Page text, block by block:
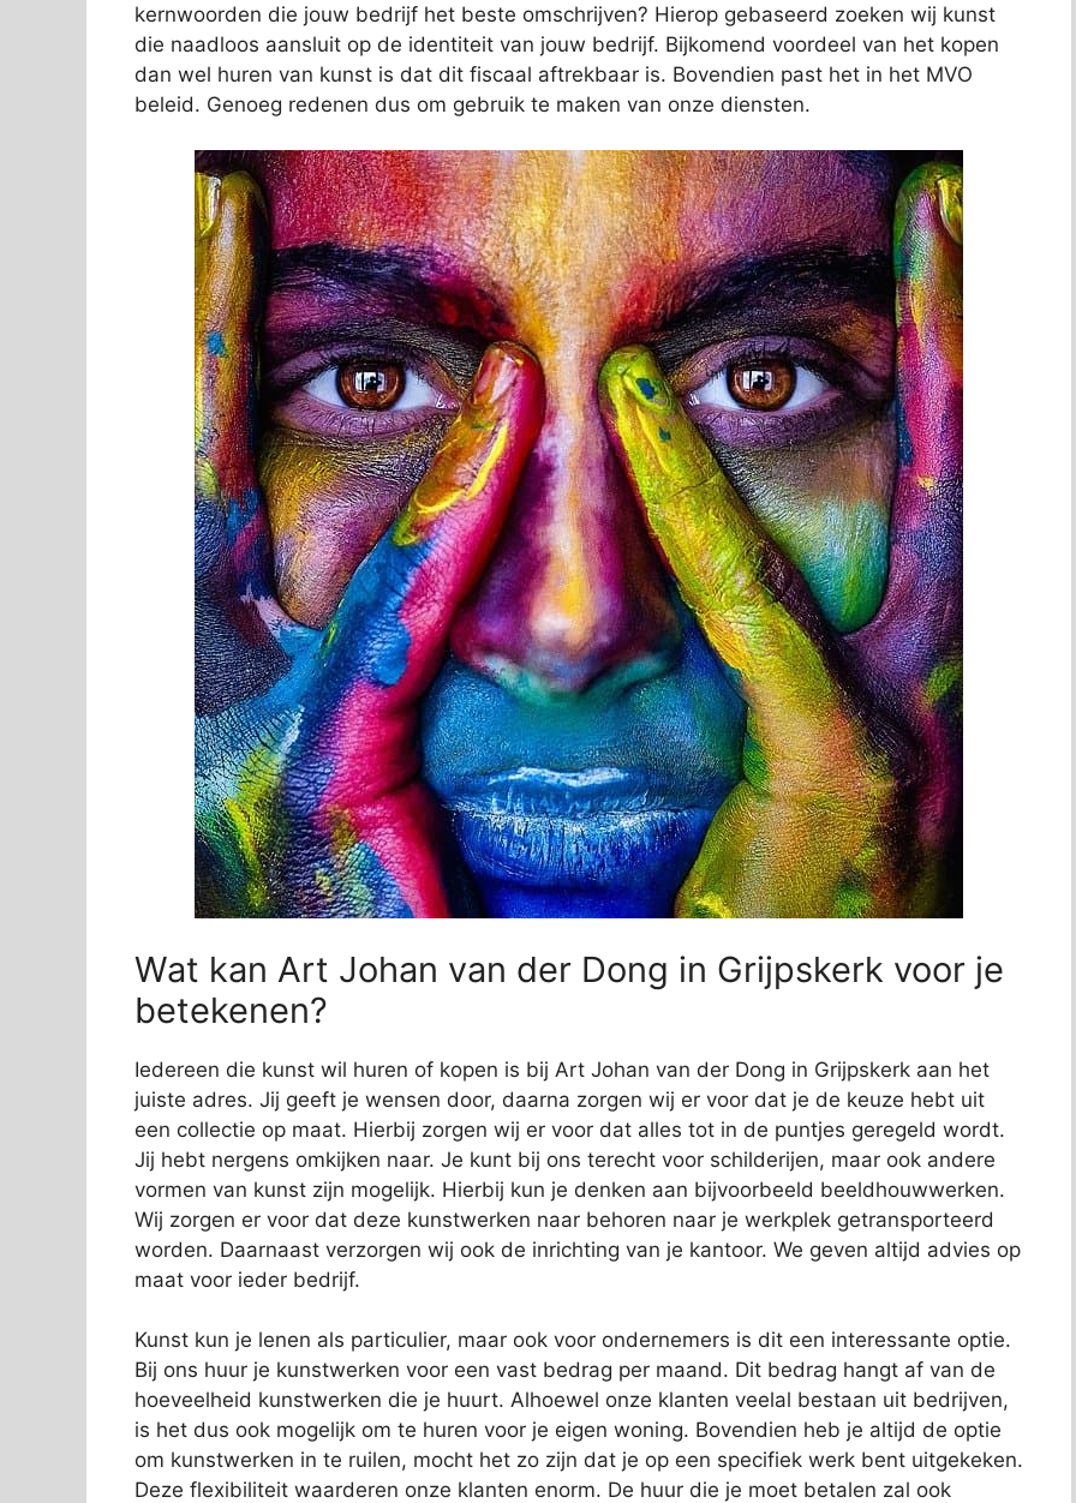
kernwoorden die jouw bedrijf het beste omschrijven? Hierop gebaseerd zoeken wij kunst
die naadloos aansluit op de identiteit van jouw bedrijf. Bijkomend voordeel van het kopen
dan wel huren van kunst is dat dit fiscaal aftrekbaar is. Bovendien past het in het MVO
beleid. Genoeg redenen dus om gebruik te maken van onze diensten.
Wat kan Art Johan van der Dong in Grijpskerk voor je
betekenen?
Iedereen die kunst wil huren of kopen is bij Art Johan van der Dong in Grijpskerk aan het
juiste adres. Jij geeft je wensen door, daarna zorgen wij er voor dat je de keuze hebt uit
een collectie op maat. Hierbij zorgen wij er voor dat alles tot in de puntjes geregeld wordt.
Jij hebt nergens omkijken naar. Je kunt bij ons terecht voor schilderijen, maar ook andere
vormen van kunst zijn mogelijk. Hierbij kun je denken aan bijvoorbeeld beeldhouwwerken.
Wij zorgen er voor dat deze kunstwerken naar behoren naar je werkplek getransporteerd
worden. Daarnaast verzorgen wij ook de inrichting van je kantoor. We geven altijd advies op
maat voor ieder bedrijf.
Kunst kun je lenen als particulier, maar ook voor ondernemers is dit een interessante optie.
Bij ons huur je kunstwerken voor een vast bedrag per maand. Dit bedrag hangt af van de
hoeveelheid kunstwerken die je huurt. Alhoewel onze klanten veelal bestaan uit bedrijven,
is het dus ook mogelijk om te huren voor je eigen woning. Bovendien heb je altijd de optie
om kunstwerken in te ruilen, mocht het zo zijn dat je op een specifiek werk bent uitgekeken.
Deze flexibiliteit waarderen onze klanten enorm. De huur die je moet betalen zal ook